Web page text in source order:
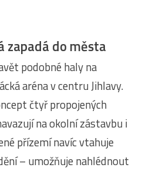
do města
podobné haly na
aréna v centru Jihlavy.
čtyř propojených
na okolní zástavbu i
přízemí navíc vtahuje
– umožňuje nahlédnout